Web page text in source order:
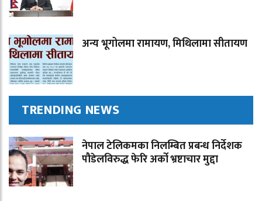
अन्य भूगोलमा रामायण, मिथिलामा सीतायण
TRENDING NEWS
नेपाल टेलिकमका निलम्बित प्रबन्ध निर्देशक
पौडेलविरुद्ध फेरि अर्को भ्रष्टाचार मुद्दा